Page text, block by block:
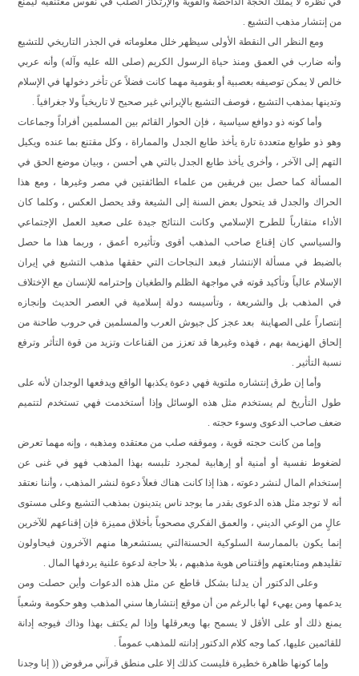
من إنتشار مذهب التشيع .
ومع النظر الى النقطة الأولى سيظهر خلل معلوماته في الجذر التاريخي للتشيع
وأنه ضارب في العمق ومنذ حياة الرسول الكريم (صلى الله عليه وآله) وأنه عربي
خالص لا يمكن توصيفه بعصبية أو بقومية مهما كانت فضلاً عن تأخر دخولها في الإسلام
وتدينها بمذهب التشيع ، فوصف التشيع بالإيراني غير صحيح لا تاريخياً ولا جغرافياً .
وأما كونه ذو دوافع سياسية ، فإن الحوار القائم بين المسلمين أفراداً وجماعات
وهو ذو طوابع متعددة تارة يأخذ طابع الجدل والمماراة ، وكل مقتنع بما عنده ويكيل
التهم إلى الآخر ، وأخرى يأخذ طابع الجدل بالتي هي أحسن ، وبيان موضع الحق في
المسألة كما حصل بين فريقين من علماء الطائفتين في مصر وغيرها ، ومع هذا
الحراك والجدل قد يتحول بعض السنة إلى الشيعة وقد يحصل العكس ، وكلما كان
الأداء متقارباً للطرح الإسلامي وكانت النتائج جيدة على صعيد العمل الإجتماعي
والسياسي كان إقناع صاحب المذهب أقوى وتأثيره أعمق ، وربما هذا ما حصل
بالضبط في مسألة الإنتشار فبعد النجاحات التي حققها مذهب التشيع في إيران
الإسلام عالياً وتأكيد قوته في مواجهة الظلم والطغيان وإحترامه للإنسان مع الإختلاف
في المذهب بل والشريعة ، وتأسيسه دولة إسلامية في العصر الحديث وإنجازه
إنتصاراً على الصهاينة
بعد عجز كل جيوش العرب والمسلمين في حروب طاحنة من
إلحاق الهزيمة بهم ، فهذه وغيرها قد تعزز من القناعات وتزيد من قوة التأثر وترفع
نسبة التأثير .
وأما إن طرق إنتشاره ملتوية فهي دعوة يكذبها الواقع ويدفعها الوجدان لأنه على
طول التأريخ لم يستخدم مثل هذه الوسائل وإذا أستخدمت فهي تستخدم لتتميم
ضعف صاحب الدعوى وسوء حجته .
وإما من كانت حجته قوية ، وموقفه صلب من معتقده ومذهبه ، وإنه مهما تعرض
لضغوط نفسية أو أمنية أو إرهابية لمجرد تلبسه بهذا المذهب فهو في غنى عن
إستخدام المال لنشر دعوته ، هذا إذا كانت هناك فعلاً دعوة لنشر المذهب ، وأننا نعتقد
أنه لا توجد مثل هذه الدعوى بقدر ما يوجد ناس يتدينون بمذهب التشيع وعلى مستوى
عالٍ من الوعي الديني ، والعمق الفكري مصحوباً بأخلاق مميزة فإن إقناعهم للآخرين
إنما يكون بالممارسة السلوكية الحسنةالتي يستشعرها منهم الآخرون فيحاولون
تقليدهم ومتابعتهم وإقتناص هوية مذهبهم ، بلا حاجة لدعوة علنية يردفها المال .
وعلى الدكتور أن يدلنا بشكل قاطع عن مثل هذه الدعوات وأين حصلت ومن
يدعمها ومن يهيء لها بالرغم من أن موقع إنتشارها سني المذهب وهو حكومة وشعباً
يمنع ذلك أو على الأقل لا يسمح بها ويعرقلها وإذا لم يكتف بهذا وذاك فيوجه إدانة
للقائمين عليها، كما وجه كلام الدكتور إدانته للمذهب عموماً .
وإما كونها ظاهرة خطيرة فليست كذلك إلا على منطق قرآني مرفوض (( إنا وجدنا